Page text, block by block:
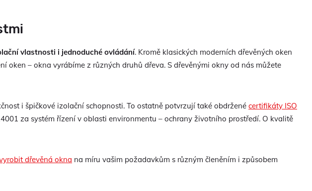
vlastnosti i jednoduché ovládání. Kromě klasických moderních dřevěných oken
oken – okna vyrábíme z různých druhů dřeva. S dřevěnými okny od nás můžete
i špičkové izolační schopnosti. To ostatně potvrzují také obdržené certifikáty ISO
za systém řízení v oblasti environmentu – ochrany životního prostředí. O kvalitě
dřevěná okna na míru vašim požadavkům s různým členěním i způsobem